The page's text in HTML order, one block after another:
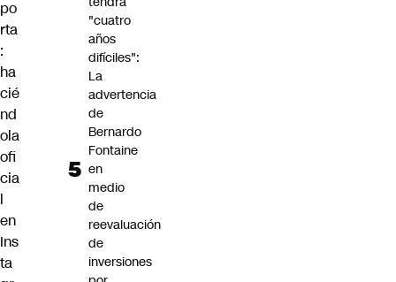
po
rta
:
ha
cié
nd
ola
ofi
cia
l
en
Ins
ta
"cuatro
años
difíciles":
La
advertencia
de
Bernardo
Fontaine
en
medio
de
reevaluación
de
inversiones